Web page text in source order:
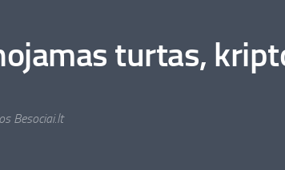
turtas,
Besociai.lt